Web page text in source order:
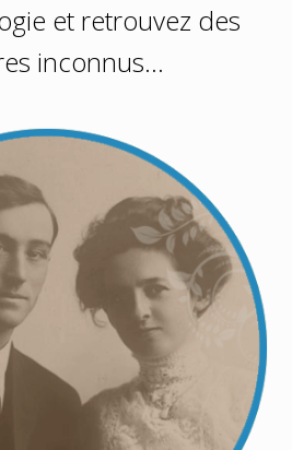
et retrouvez des
inconnus…